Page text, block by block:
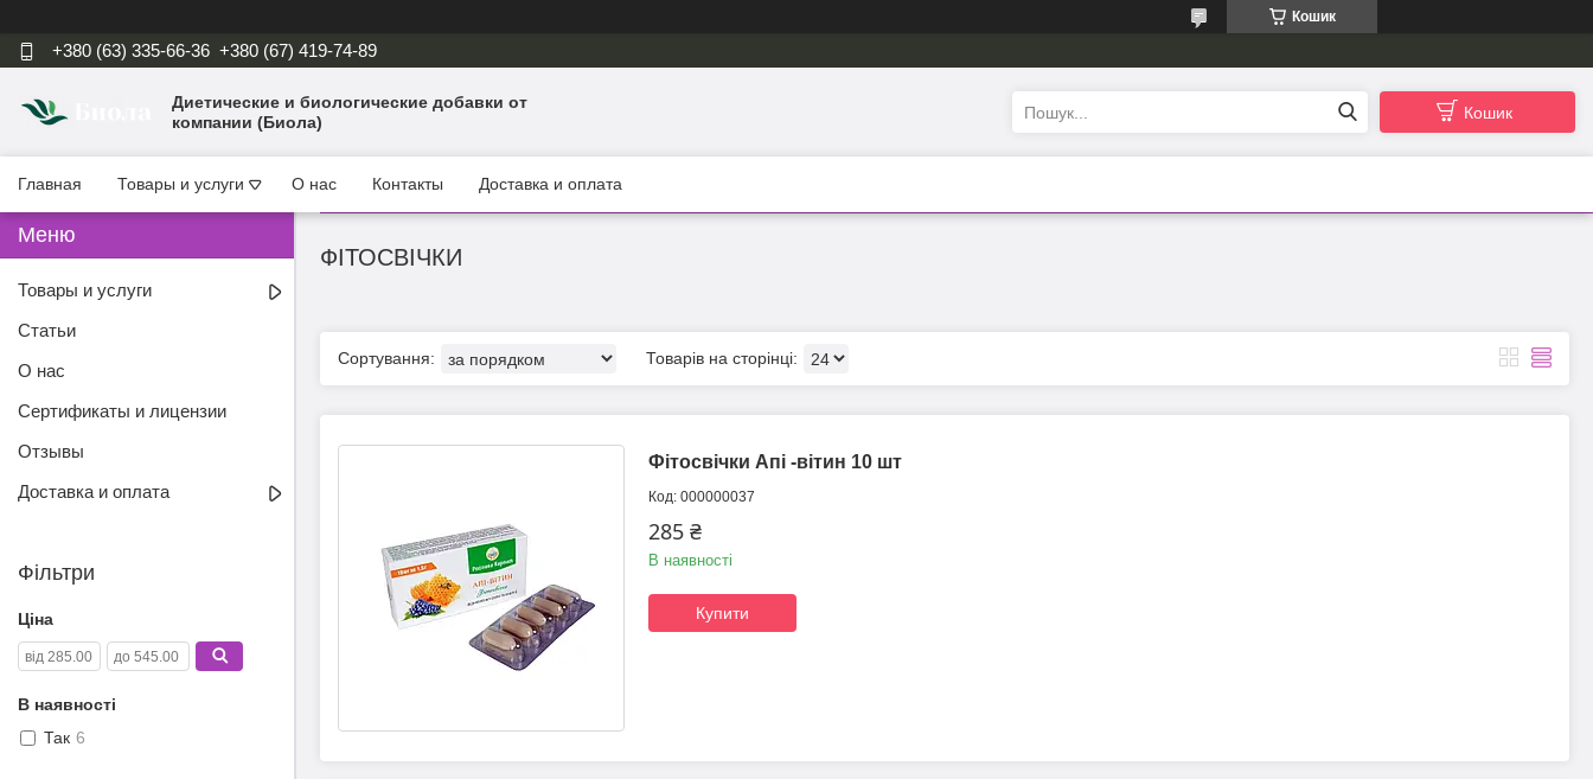
Кошик
+380 (63) 335-66-36 +380 (67) 419-74-89
Диетические и биологические добавки от
компании (Биола)
Кошик
Главная Товары и услуги О нас Контакты Доставка и оплата
ФІТОСВІЧКИ
Фітосвічки Апі -вітин 10 шт
000000037
285 ₴
В наявності
Купити
Товары и услуги
Статьи
О нас
Сертификаты и лицензии
Отзывы
Доставка и оплата
Фільтри
Ціна
В наявності
Так 6